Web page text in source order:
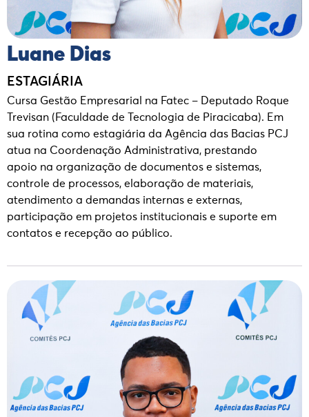
Luane Dias
ESTAGIÁRIA
Cursa Gestão Empresarial na Fatec – Deputado Roque
Trevisan (Faculdade de Tecnologia de Piracicaba). Em
sua rotina como estagiária da Agência das Bacias PCJ
atua na Coordenação Administrativa, prestando
apoio na organização de documentos e sistemas,
controle de processos, elaboração de materiais,
atendimento a demandas internas e externas,
participação em projetos institucionais e suporte em
contatos e recepção ao público.